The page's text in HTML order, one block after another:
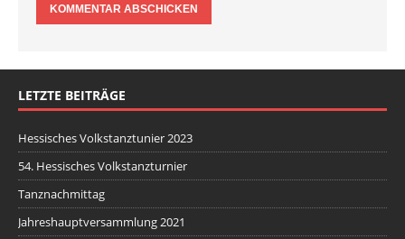
LETZTE BEITRÄGE
Hessisches Volkstanztunier 2023
54. Hessisches Volkstanzturnier
Tanznachmittag
Jahreshauptversammlung 2021